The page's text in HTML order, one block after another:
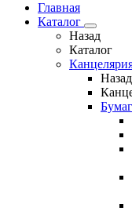
Главная
Каталог
Назад
Каталог
Назад